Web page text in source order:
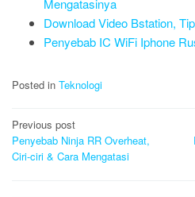
Mengatasinya
Download Video Bstation,
Penyebab IC WiFi Iphone
Posted in Teknologi
Post
navigation
Previous post
Penyebab Ninja RR Overheat,
Ciri-ciri & Cara Mengatasi